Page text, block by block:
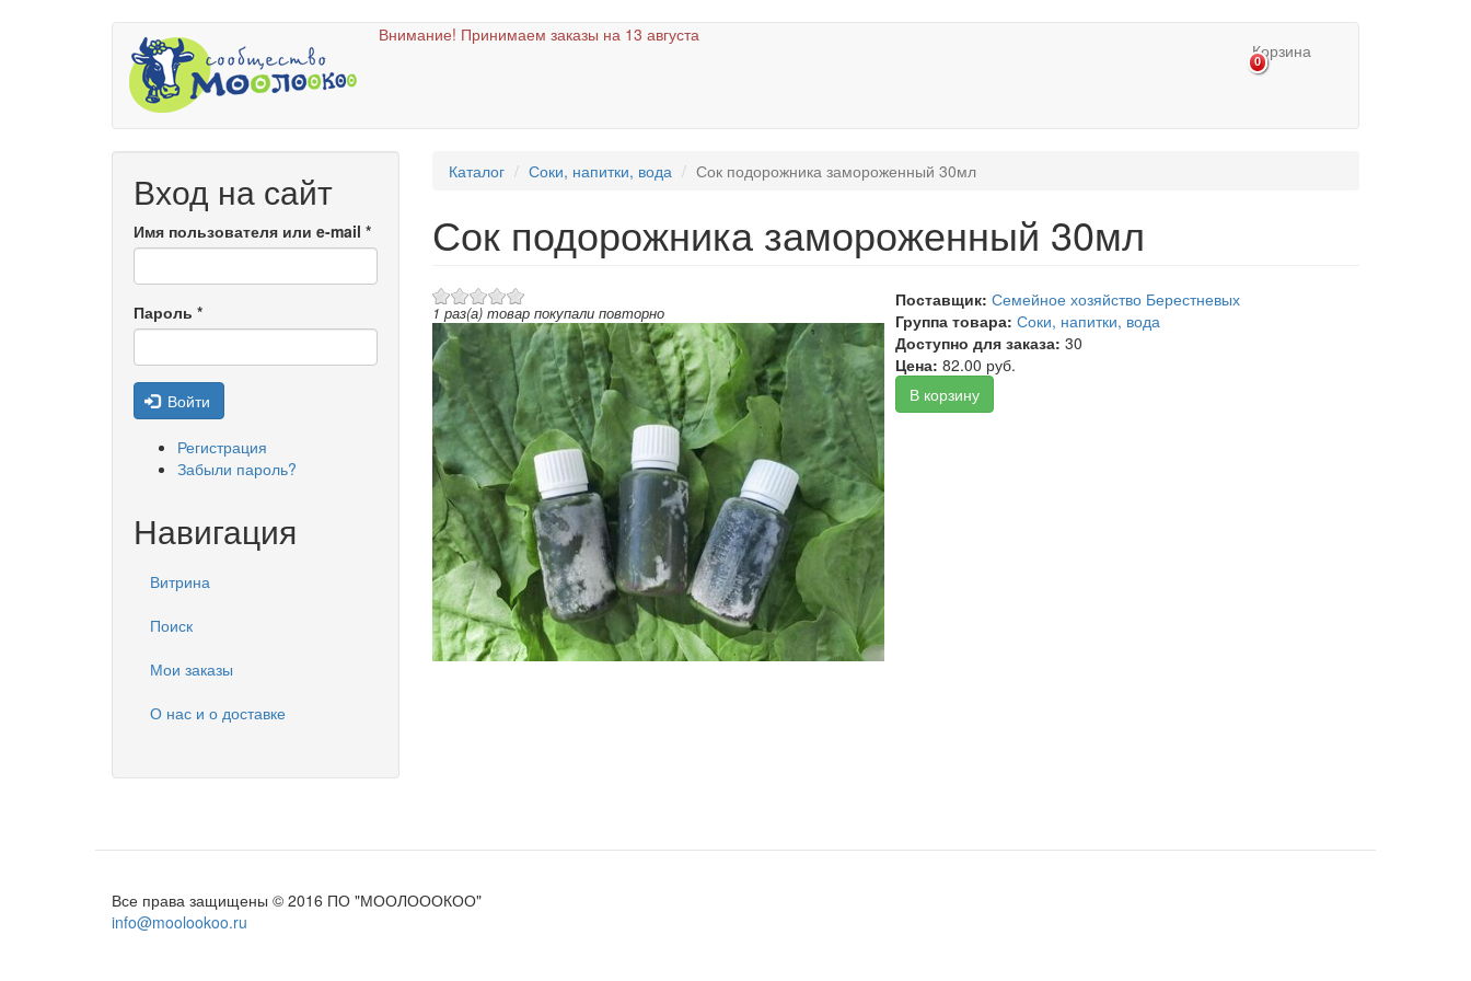
Корзина
0
Внимание! Принимаем заказы на 13 августа
Вход на сайт
Имя пользователя или e-mail *
Пароль *
Войти
Регистрация
Забыли пароль?
Навигация
Витрина
Поиск
Мои заказы
О нас и о доставке
Каталог Соки, напитки, вода Сок подорожника замороженный 30мл
Сок подорожника замороженный 30мл
1 раз(а) товар покупали повторно
Поставщик:Семейное хозяйство Берестневых
Группа товара:Соки, напитки, вода
Доступно для заказа:30
Цена:82.00 руб.
В корзину
Все права защищены © 2016 ПО "МООЛОООКОО"
info@moolookoo.ru